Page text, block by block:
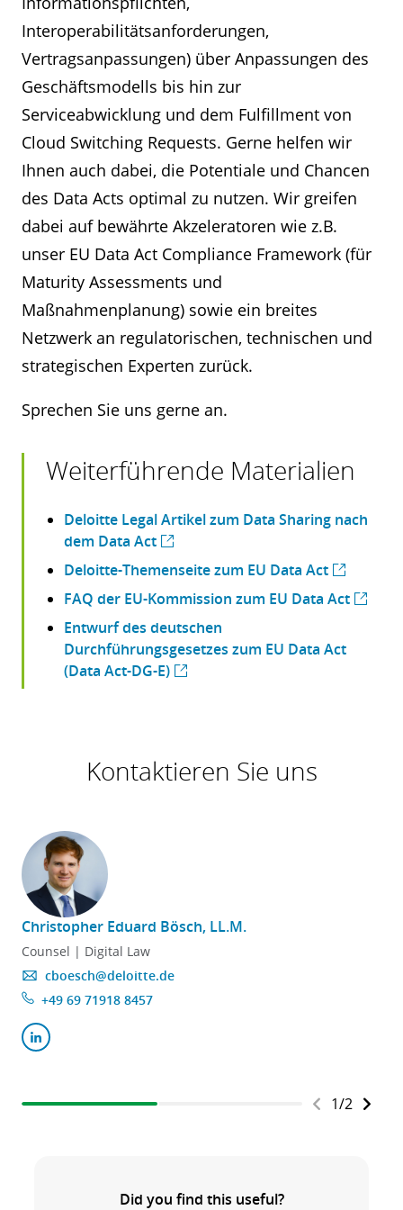
Wechsels oder Verlängerung des
Zeitraums für Datenabrufe auf der alten
Umgebung. Eine genaue Abgrenzung zu
den Wechselentgelten muss sich hier
noch herausbilden.
erfüllen
Operative und technische Anpassungen,
um Cloud Switching zu ermöglichen
Umsetzung des Data Acts, können dies
zum eigenen Vorteil nutzen.
Interoperabilitätsanforderungen,
Vertragsanpassungen) über Anpassungen des
Geschäftsmodells bis hin zur
Serviceabwicklung und dem Fulfillment von
Cloud Switching Requests. Gerne helfen wir
Ihnen auch dabei, die Potentiale und Chancen
des Data Acts optimal zu nutzen. Wir greifen
dabei auf bewährte Akzeleratoren wie z.B.
unser EU Data Act Compliance Framework (für
Maturity Assessments und
Maßnahmenplanung) sowie ein breites
Netzwerk an regulatorischen, technischen und
strategischen Experten zurück.
Sprechen Sie uns gerne an.
Weiterführende Materialien
Deloitte Legal Artikel zum Data Sharing nach
dem Data Act
Deloitte-Themenseite zum EU Data Act
FAQ der EU-Kommission zum EU Data Act
Entwurf des deutschen
Durchführungsgesetzes zum EU Data Act
(Data Act-DG-E)
Kontaktieren Sie uns
Christopher Eduard Bösch, LL.M.
Counsel | Digital Law
cboesch@deloitte.de
+49 69 71918 8457
1/2
Did you find this useful?